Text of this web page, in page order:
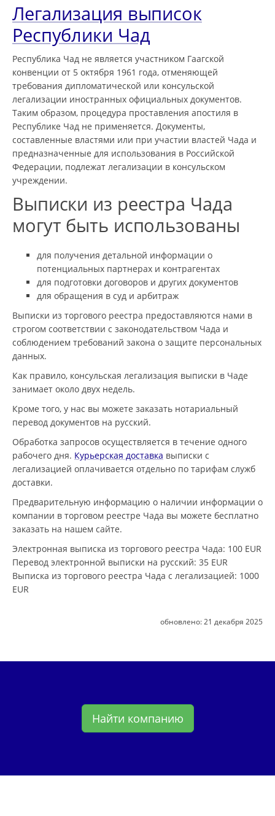
Легализация выписок
Республики Чад
Республика Чад не является участником Гаагской
конвенции от 5 октября 1961 года, отменяющей
требования дипломатической или консульской
легализации иностранных официальных документов.
Таким образом, процедура проставления апостиля в
Республике Чад не применяется. Документы,
составленные властями или при участии властей Чада и
предназначенные для использования в Российской
Федерации, подлежат легализации в консульском
учреждении.
Выписки из реестра Чада
могут быть использованы
для получения детальной информации о
потенциальных партнерах и контрагентах
для подготовки договоров и других документов
для обращения в суд и арбитраж
Выписки из торгового реестра предоставляются нами в
строгом соответствии с законодательством Чада и
соблюдением требований закона о защите персональных
данных.
Как правило, консульская легализация выписки в Чаде
занимает около двух недель.
Кроме того, у нас вы можете заказать нотариальный
перевод документов на русский.
Обработка запросов осуществляется в течение одного
рабочего дня. Курьерская доставка выписки с
легализацией оплачивается отдельно по тарифам служб
доставки.
Предварительную информацию о наличии информации о
компании в торговом реестре Чада вы можете бесплатно
заказать на нашем сайте.
Электронная выписка из торгового реестра Чада: 100 EUR
Перевод электронной выписки на русский: 35 EUR
Выписка из торгового реестра Чада с легализацией: 1000
EUR
обновлено: 21 декабря 2025
Найти компанию